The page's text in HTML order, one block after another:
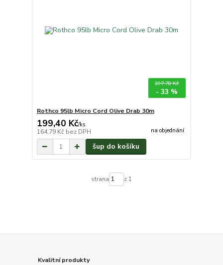
297,78 Kč
- 33 %
Rothco 95lb Micro Cord Olive Drab 30m
199,40 Kč/ks
164,79 Kč bez DPH na objednání
šup do košíku
strana z 1
Kvalitní produkty